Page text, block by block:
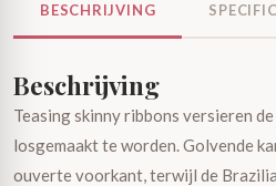
BESCHRIJVING
Beschrijving
Teasing skinny ribbons versieren
losgemaakt te worden. Golvende
ouverte voorkant, terwijl de